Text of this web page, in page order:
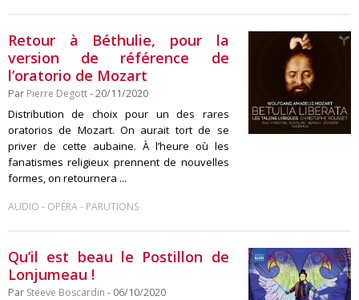
Retour à Béthulie, pour la
version de référence de
l’oratorio de Mozart
Par Pierre Degott- 20/11/2020
Distribution de choix pour un des rares
oratorios de Mozart. On aurait tort de se
priver de cette aubaine. À l’heure où les
fanatismes religieux prennent de nouvelles
formes, on retournera ...
AUDIO - OPÉRA- PARUTIONS
Qu’il est beau le Postillon de
Lonjumeau !
Par Steeve Boscardin - 06/10/2020